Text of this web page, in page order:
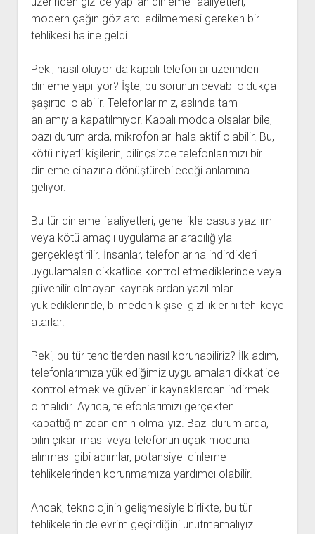
modern çağın göz ardı edilmemesi gereken bir
tehlikesi haline geldi.
Peki, nasıl oluyor da kapalı telefonlar üzerinden
dinleme yapılıyor? İşte, bu sorunun cevabı oldukça
şaşırtıcı olabilir. Telefonlarımız, aslında tam
anlamıyla kapatılmıyor. Kapalı modda olsalar bile,
bazı durumlarda, mikrofonları hala aktif olabilir. Bu,
kötü niyetli kişilerin, bilinçsizce telefonlarımızı bir
dinleme cihazına dönüştürebileceği anlamına
geliyor.
Bu tür dinleme faaliyetleri, genellikle casus yazılım
veya kötü amaçlı uygulamalar aracılığıyla
gerçekleştirilir. İnsanlar, telefonlarına indirdikleri
uygulamaları dikkatlice kontrol etmediklerinde veya
güvenilir olmayan kaynaklardan yazılımlar
yüklediklerinde, bilmeden kişisel gizliliklerini tehlikeye
atarlar.
Peki, bu tür tehditlerden nasıl korunabiliriz? İlk adım,
telefonlarımıza yüklediğimiz uygulamaları dikkatlice
kontrol etmek ve güvenilir kaynaklardan indirmek
olmalıdır. Ayrıca, telefonlarımızı gerçekten
kapattığımızdan emin olmalıyız. Bazı durumlarda,
pilin çıkarılması veya telefonun uçak moduna
alınması gibi adımlar, potansiyel dinleme
tehlikelerinden korunmamıza yardımcı olabilir.
Ancak, teknolojinin gelişmesiyle birlikte, bu tür
tehlikelerin de evrim geçirdiğini unutmamalıyız.